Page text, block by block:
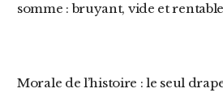
somme : bruyant, vide et
Morale de l’histoire : le seul drapeau vraiment déchiré, ce jour-là, c’est celui de la décence